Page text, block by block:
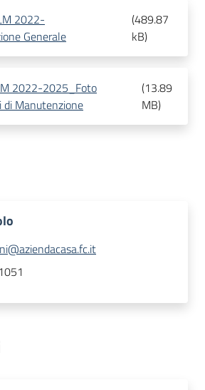
2022-
Generale
(489.87
kB)
2022-2025_Foto
Manutenzione
(13.89
MB)